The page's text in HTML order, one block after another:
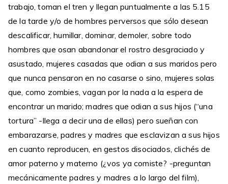
trabajo, toman el tren y llegan puntualmente a las 5.15
de la tarde y/o de hombres perversos que sólo desean
descalificar, humillar, dominar, demoler, sobre todo
hombres que osan abandonar el rostro desgraciado y
asustado, mujeres casadas que odian a sus maridos pero
que nunca pensaron en no casarse o sino, mujeres solas
que, como zombies, vagan por la nada a la espera de
encontrar un marido; madres que odian a sus hijos (“una
tortura” -llega a decir una de ellas) pero sueñan con
embarazarse, padres y madres que esclavizan a sus hijos
en cuanto reproducen, en gestos disociados, clichés de
amor paterno y materno (¿vos ya comiste? -preguntan
mecánicamente padres y madres a lo largo del film),